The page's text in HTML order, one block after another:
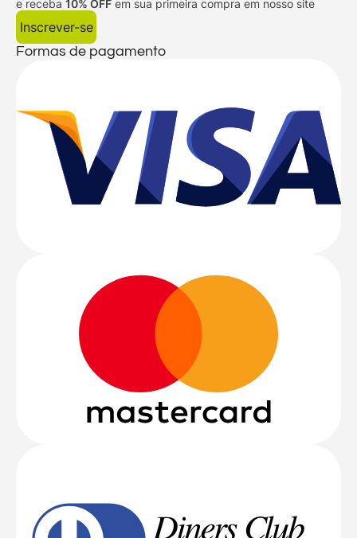
e receba 10% OFF em sua primeira compra em nosso site
Inscrever-se
Formas de pagamento